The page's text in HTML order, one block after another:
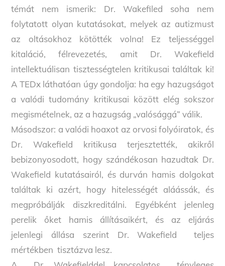
témát nem ismerik: Dr. Wakefiled soha nem
folytatott olyan kutatásokat, melyek az autizmust
az oltásokhoz kötötték volna! Ez teljességgel
kitaláció, félrevezetés, amit Dr. Wakefield
intellektuálisan tisztességtelen kritikusai találtak ki!
A TEDx láthatóan úgy gondolja: ha egy hazugságot
a valódi tudomány kritikusai között elég sokszor
megismételnek, az a hazugság „valósággá” válik.
Másodszor: a valódi hoaxot az orvosi folyóiratok, és
Dr. Wakefield kritikusa terjesztették, akikről
bebizonyosodott, hogy szándékosan hazudtak Dr.
Wakefield kutatásairól, és durván hamis dolgokat
találtak ki azért, hogy hitelességét aláássák, és
megpróbálják diszkreditálni. Egyébként jelenleg
perelik őket hamis állításaikért, és az eljárás
jelenlegi állása szerint Dr. Wakefield teljes
mértékben tisztázva lesz.